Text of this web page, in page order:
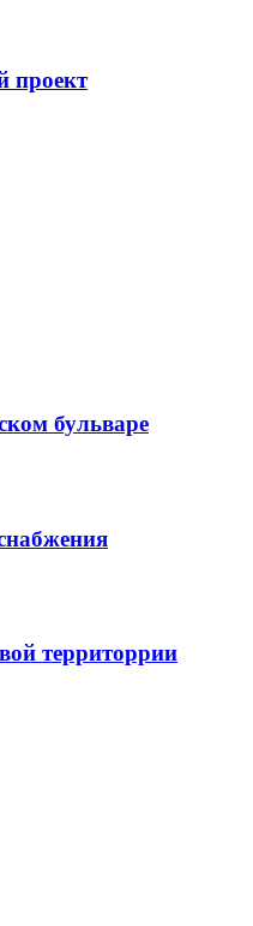
проект
бульваре
территоррии